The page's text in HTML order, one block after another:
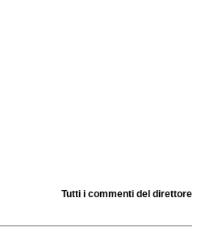
Tutti i commenti del direttore